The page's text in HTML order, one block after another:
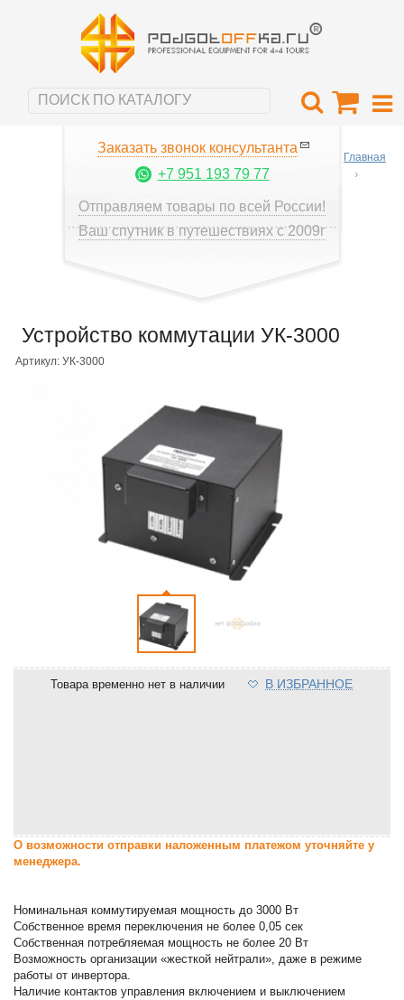
Заказать звонок консультанта
+7 951 193 79 77
Отправляем товары по всей России!
Ваш спутник в путешествиях с 2009г
Главная
Устройство коммутации УК-3000
Артикул: УК-3000
Товара временно нет в наличии В ИЗБРАННОЕ
О возможности отправки наложенным платежом уточняйте у
менеджера.
Номинальная коммутируемая мощность до 3000 Вт
Собственное время переключения не более 0,05 сек
Собственная потребляемая мощность не более 20 Вт
Возможность организации «жесткой нейтрали», даже в режиме
работы от инвертора.
Наличие контактов управления включением и выключением